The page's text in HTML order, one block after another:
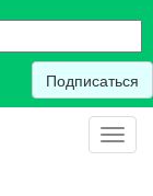
Подписаться